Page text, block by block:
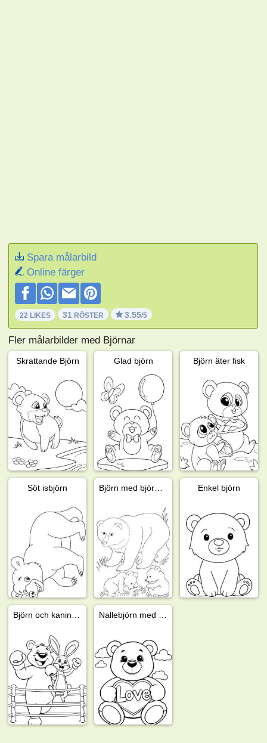
Spara målarbild
Online färger
22 LIKES 31 RÖSTER 3.55/5
Fler målarbilder med Björnar
Skrattande Björn Glad björn Björn äter fisk
Söt isbjörn Enkel björn